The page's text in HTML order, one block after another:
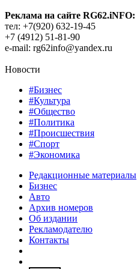
Реклама на сайте RG62.iNFO:
тел: +7(920) 632-19-45
+7 (4912) 51-81-90
e-mail: rg62info@yandex.ru
Новости
#Бизнес
#Культура
#Общество
#Политика
#Происшествия
#Спорт
#Экономика
Редакционные материалы
Бизнес
Авто
Архив номеров
Об издании
Рекламодателю
Контакты